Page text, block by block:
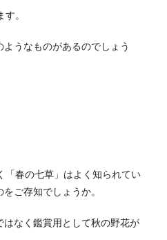
。
うなものがあるのでしょう
「春の七草」はよく知られてい
ご存知でしょうか。
なく鑑賞用として秋の野花が